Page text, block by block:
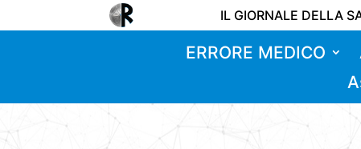
IL GIORNALE DELLA
ERRORE MEDICO